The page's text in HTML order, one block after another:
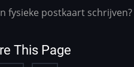
fysieke postkaart schrijven?
This Page